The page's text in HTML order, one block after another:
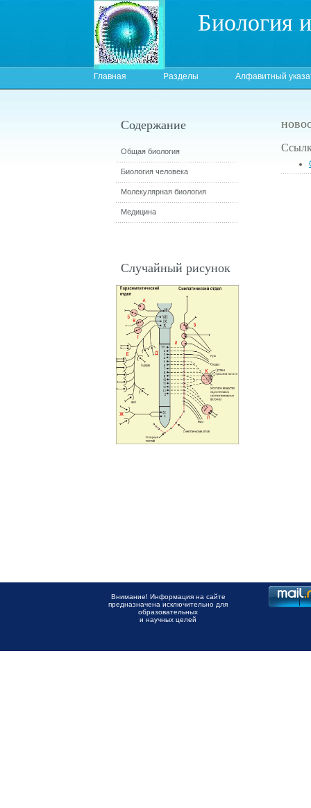
Биология
Главная Разделы Алфавитный
Содержание
Общая биология
Биология человека
Молекулярная биология
Медицина
Случайный рисунок
Внимание! Информация на сайте
предназначена исключительно для
образовательных
и научных целей